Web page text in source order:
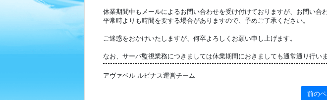
休業期間中もメールによるお問い合わせを受け付けておりますが、お問い
平常時よりも時間を要する場合がありますので、予めご了承ください。
ご迷惑をおかけいたしますが、何卒よろしくお願い申し上げます。
なお、サーバ監視業務につきましては休業期間におきましても通常通り行いま
アヴァベル ルピナス運営チーム
前の